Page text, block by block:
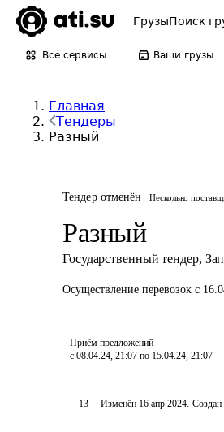
ГрузыПоиск
Все сервисы Ваши грузы
Главная
Тендеры
Разный
Тендер отменён Несколько
Разный
Государственный тендер,
Осуществление перевозок с
Приём предложений
с 08.04.24, 21:07 по 15.04.24, 21:07
13 Изменён 16 апр 2024. Создан